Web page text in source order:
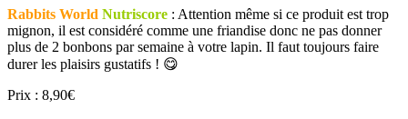
Rabbits World Nutriscore : Attention même si ce produit est trop
mignon, il est considéré comme une friandise donc ne pas donner
plus de 2 bonbons par semaine à votre lapin. Il faut toujours faire
durer les plaisirs gustatifs ! 😋
Prix : 8,90€